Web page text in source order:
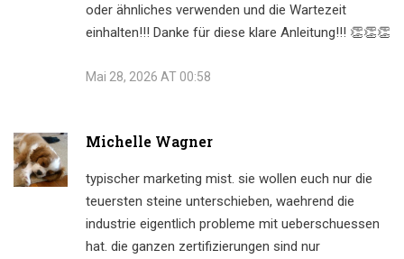
oder ähnliches verwenden und die Wartezeit
einhalten!!! Danke für diese klare Anleitung!!! 👏👏👏
Mai 28, 2026 AT 00:58
Michelle Wagner
typischer marketing mist. sie wollen euch nur die
teuersten steine unterschieben, waehrend die
industrie eigentlich probleme mit ueberschuessen
hat. die ganzen zertifizierungen sind nur